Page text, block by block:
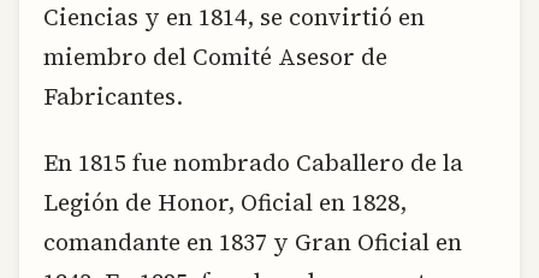
Ciencias y en 1814, se convirtió en
miembro del Comité Asesor de
Fabricantes.
En 1815 fue nombrado Caballero de la
Legión de Honor, Oficial en 1828,
comandante en 1837 y Gran Oficial en